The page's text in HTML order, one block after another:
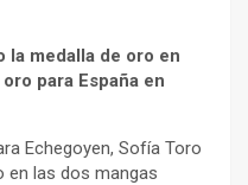
la medalla de oro en
para España en
Echegoyen, Sofía Toro
en las dos mangas